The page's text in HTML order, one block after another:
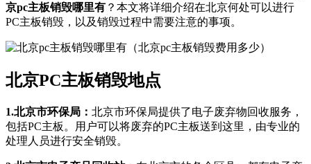
京pc主板销毁哪里有 ？本文将详细介绍在北京何处可以进行
PC主板销毁，以及销毁过程中需要注意的事项。
北京PC主板销毁地点
1.北京市环保局： 北京市环保局提供了电子废弃物回收服务，
包括PC主板。用户可以将废弃的PC主板送到这里，由专业的
处理人员进行安全销毁。